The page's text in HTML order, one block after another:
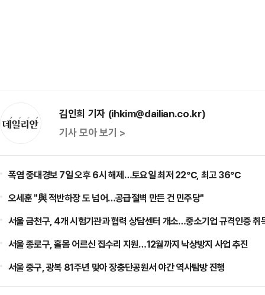
김인희 기자 (ihkim@dailian.co.kr)
기사 모아 보기 >
폭염 중대경보 7일 오후 6시 해제…토요일 최저 22℃, 최고 36℃
오세훈 "與 적반하장 도 넘어…공급절벽 만든 건 민주당"
서울 금천구, 4개 시험기관과 협력 상담센터 개소…중소기업 규격인증 취
서울 종로구, 홀몸 어르신 집수리 지원…12월까지 낙상방지 사업 추진
서울 중구, 광복 81주년 맞아 장충단공원서 야간 역사탐방 진행